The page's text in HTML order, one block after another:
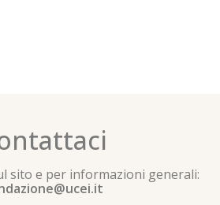
sito e per informazioni generali: